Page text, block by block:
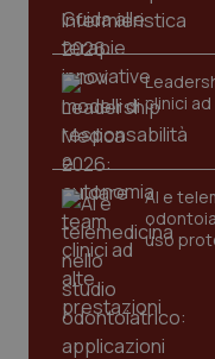
clinici
AI e
uso
next-token